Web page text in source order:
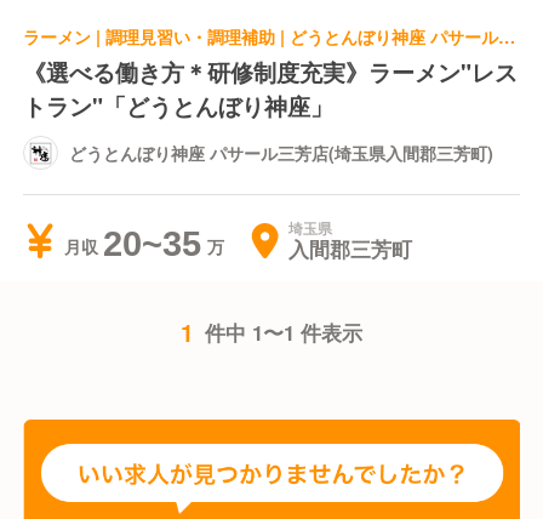
ラーメン | 調理見習い・調理補助 | どうとんぼり神座 パサール三芳店(埼玉県入間郡三芳町)
《選べる働き方＊研修制度充実》ラーメン"レス
トラン"「どうとんぼり神座」
どうとんぼり神座 パサール三芳店(埼玉県入間郡三芳町)
月収 20~35 埼玉県
入間郡三芳町
1 件中 1〜1 件表示